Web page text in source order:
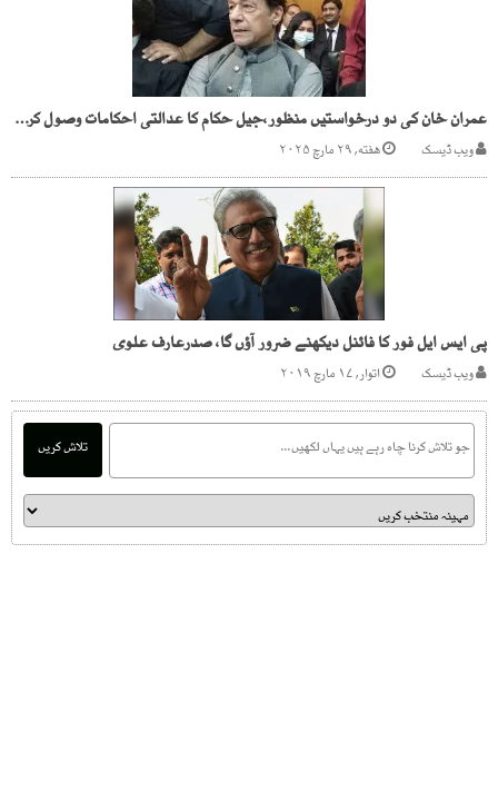
عمران خان کی دو درخواستیں منظور،جیل حکام کا عدالتی احکامات وصول کرنے سے انکار
ویب ڈیسک هفته, ۲۹ مارچ ۲۰۲۵
پی ایس ایل فور کا فائنل دیکھنے ضرور آؤں گا، صدرعارف علوی
ویب ڈیسک اتوار, ۱۷ مارچ ۲۰۱۹
تلاش کریں